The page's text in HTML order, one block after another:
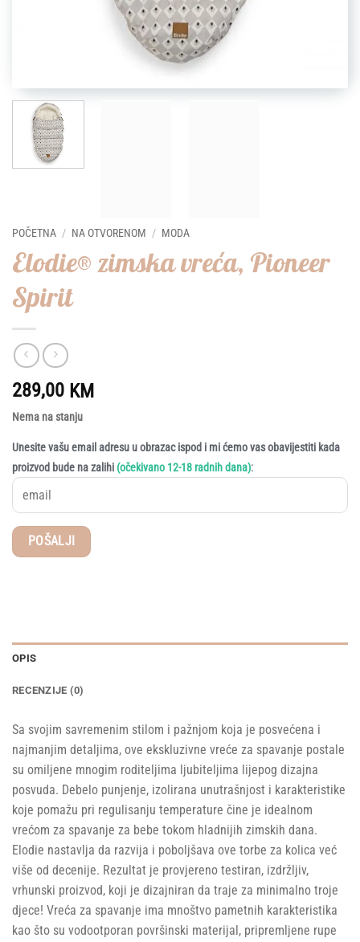
POČETNA / NA OTVORENOM / MODA
Elodie® zimska vreća, Pioneer
Spirit
289,00 KM
Nema na stanju
Unesite vašu email adresu u obrazac ispod i mi ćemo vas obavijestiti kada
proizvod bude na zalihi (očekivano 12-18 radnih dana):
OPIS
RECENZIJE (0)
Sa svojim savremenim stilom i pažnjom koja je posvećena i
najmanjim detaljima, ove ekskluzivne vreće za spavanje postale
su omiljene mnogim roditeljima ljubiteljima lijepog dizajna
posvuda. Debelo punjenje, izolirana unutrašnjost i karakteristike
koje pomažu pri regulisanju temperature čine je idealnom
vrećom za spavanje za bebe tokom hladnijih zimskih dana.
Elodie nastavlja da razvija i poboljšava ove torbe za kolica već
više od decenije. Rezultat je provjereno testiran, izdržljiv,
vrhunski proizvod, koji je dizajniran da traje za minimalno troje
djece! Vreća za spavanje ima mnoštvo pametnih karakteristika
kao što su vodootporan površinski materijal, pripremljene rupe